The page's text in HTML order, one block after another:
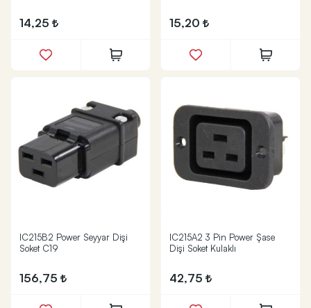
14,25 15,20
IC215B2 Power Seyyar Dişi
Soket C19
156,75
IC215A2 3 Pin Power Şase
Dişi Soket Kulaklı
42,75